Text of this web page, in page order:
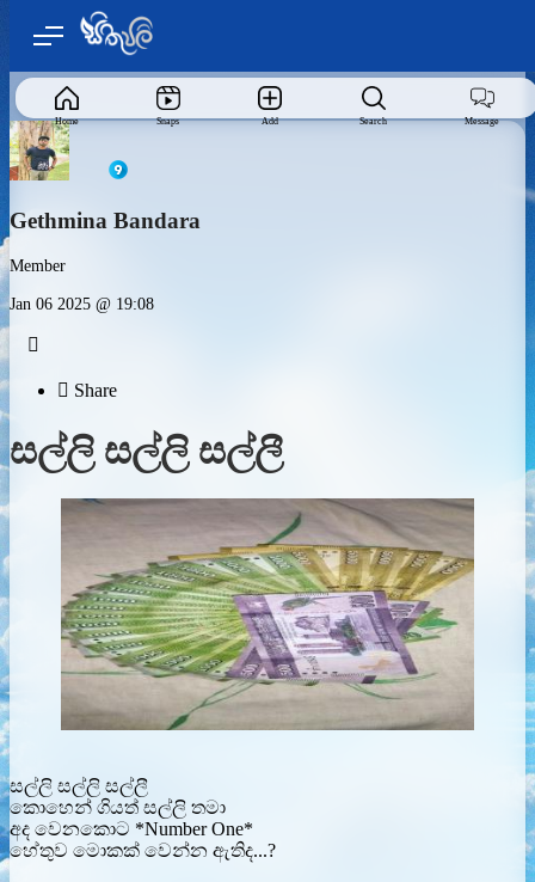
Home Snaps Add Search Message
Gethmina Bandara
Member
Jan 06 2025 @ 19:08

 Share
සල්ලි සල්ලි සල්ලී
සල්ලි සල්ලි සල්ලී
කොහෙන් ගියත් සල්ලි තමා
අද වෙනකොට *Number One*
හේතුව මොකක් වෙන්න ඇතිද...?